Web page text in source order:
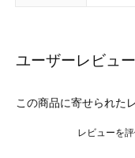
ユーザーレビュー
この商品に寄せられた
レビューを